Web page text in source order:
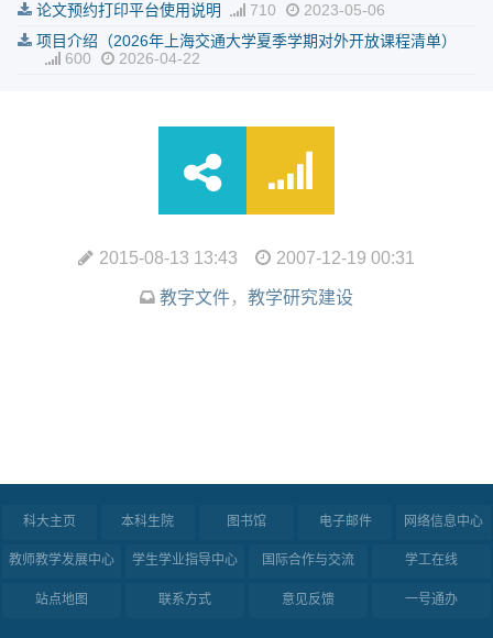
论文预约打印平台使用说明
710
2023-05-06
项目介绍（2026年上海交通大学夏季学期对外开放课程清单）
600
2026-04-22
2015-08-13 13:43 2007-12-19 00:31
教字文件，教学研究建设
科大主页 本科生院 图书馆 电子邮件 网络信息中心
教师教学发展中心 学生学业指导中心 国际合作与交流 学工在线
站点地图 联系方式 意见反馈 一号通办